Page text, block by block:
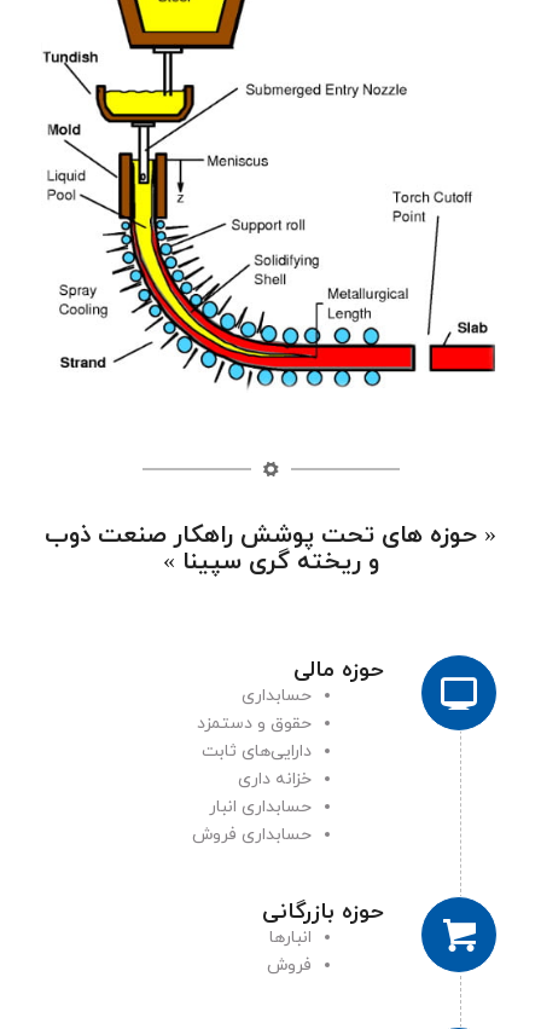
« حوزه های تحت پوشش راهکار صنعت ذوب
و ريخته گری سپینا »
حوزه مالی
حسابداری
حقوق و دستمزد
دارایی‌های ثابت
خزانه داری
حسابداری انبار
حسابداری فروش
حوزه بازرگانی
انبارها
فروش